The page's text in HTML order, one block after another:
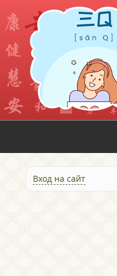
Вход на сайт